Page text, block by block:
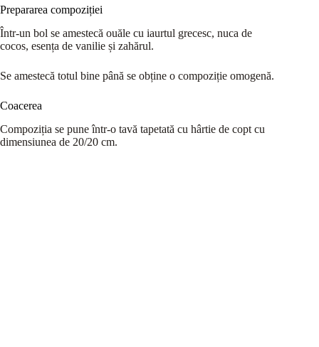
Prepararea compoziției
Într-un bol se amestecă ouăle cu iaurtul grecesc, nuca de
cocos, esența de vanilie și zahărul.
Se amestecă totul bine până se obține o compoziție omogenă.
Coacerea
Compoziția se pune într-o tavă tapetată cu hârtie de copt cu
dimensiunea de 20/20 cm.